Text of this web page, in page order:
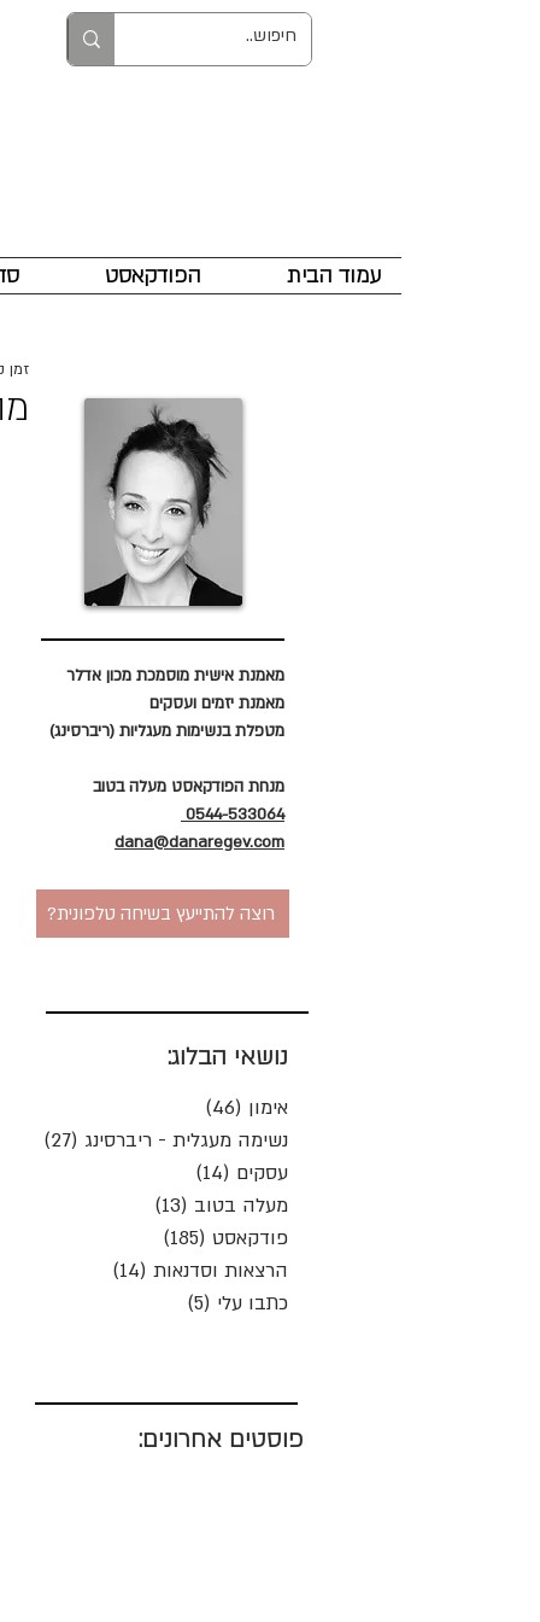
הפודקאסט עמוד הבית
זמן
מאמנת אישית מוסמכת מכון אדלר
מאמנת יזמים ועסקים
מטפלת בנשימות מעגליות (ריברסינג)
מנחת הפודקאסט מעלה בטוב
0544-533064
dana@danaregev.com
?רוצה להתייעץ בשיחה טלפונית
נושאי הבלוג:
אימון (46)
נשימה מעגלית - ריברסינג (27)
עסקים (14)
מעלה בטוב (13)
פודקאסט (185)
הרצאות וסדנאות (14)
כתבו עלי (5)
פוסטים אחרונים: